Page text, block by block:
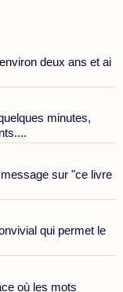
deux ans et ai
minutes,
sur "ce livre
qui permet le
où les mots